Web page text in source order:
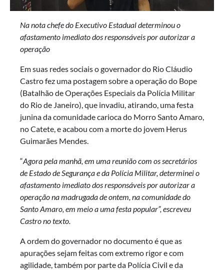
Na nota chefe do Executivo Estadual determinouo
afastamento imediato dos responsáveis por autorizar a
operação
Em suas redes sociais o governador do Rio Cláudio
Castro fez uma postagem sobre a operação do Bope
(Batalhão de Operações Especiais da Polícia Militar
do Rio de Janeiro), que invadiu, atirando, uma festa
junina da comunidade carioca do Morro Santo Amaro,
no Catete, e acabou com a morte do jovem Herus
Guimarães Mendes.
“Agora pela manhã, em uma reunião com os secretários
de Estado de Segurança e da Polícia Militar, determinei o
afastamento imediato dos responsáveis por autorizar a
operação na madrugada de ontem, na comunidade do
Santo Amaro, em meio a uma festa popular”, escreveu
Castro no texto.
A ordem do governador no documento é que as
apurações sejam feitas com extremo rigor e com
agilidade, também por parte da Polícia Civil e da